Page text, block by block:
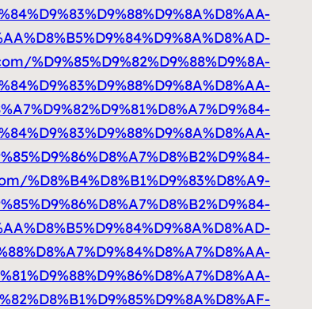
%D9%85%D9%82%D9%88%D9%8A-
%D8%B4%D8%B1%D9%83%D8%A9-